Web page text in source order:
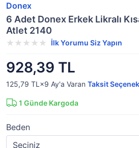
Donex
6 Adet Donex Erkek Likralı
Atlet 2140
İlk Yorumu Siz Yapın
928,39 TL
125,79 TL×9 Ay'a Varan Taksit
1 Günde Kargoda
Beden